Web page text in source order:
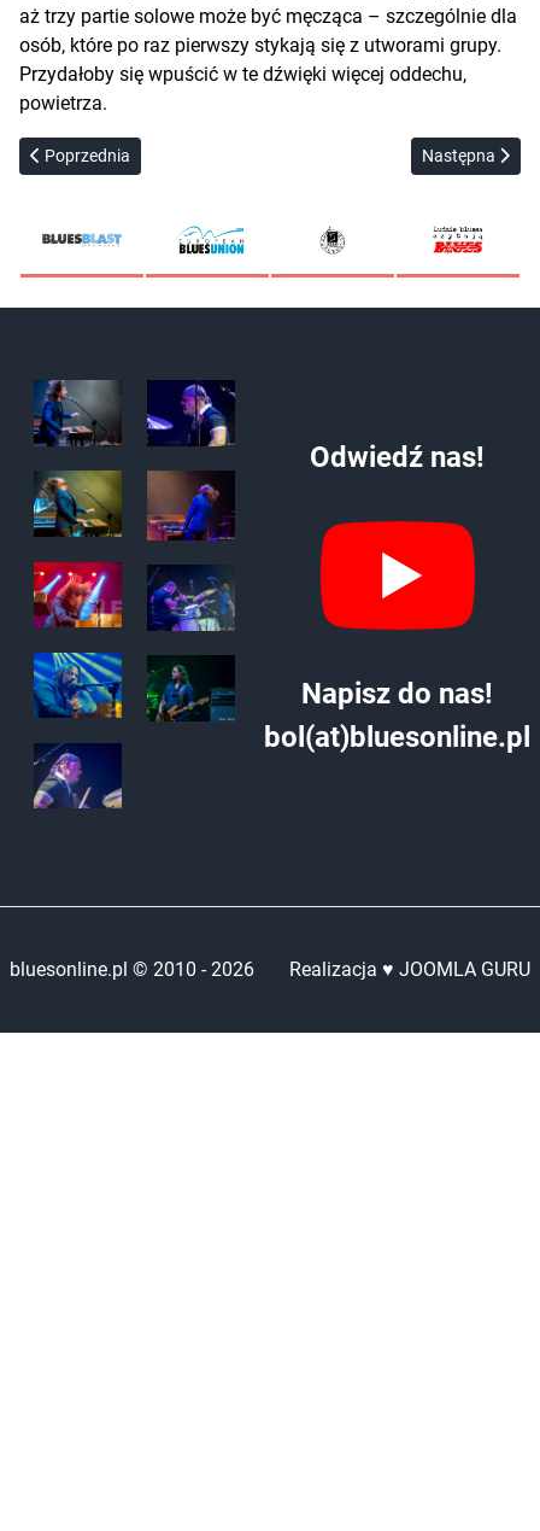
aż trzy partie solowe może być męcząca – szczególnie dla
osób, które po raz pierwszy stykają się z utworami grupy.
Przydałoby się wpuścić w te dźwięki więcej oddechu,
powietrza.
Poprzednia strona: Łukasz Jemioła i Bartosz Łęczycki – Blues
Poprzednia Następna
Następna
Odwiedź nas!
Napisz do nas!
bol(at)bluesonline.pl
bluesonline.pl © 2010 -2026 Realizacja ♥ JOOMLA GURU